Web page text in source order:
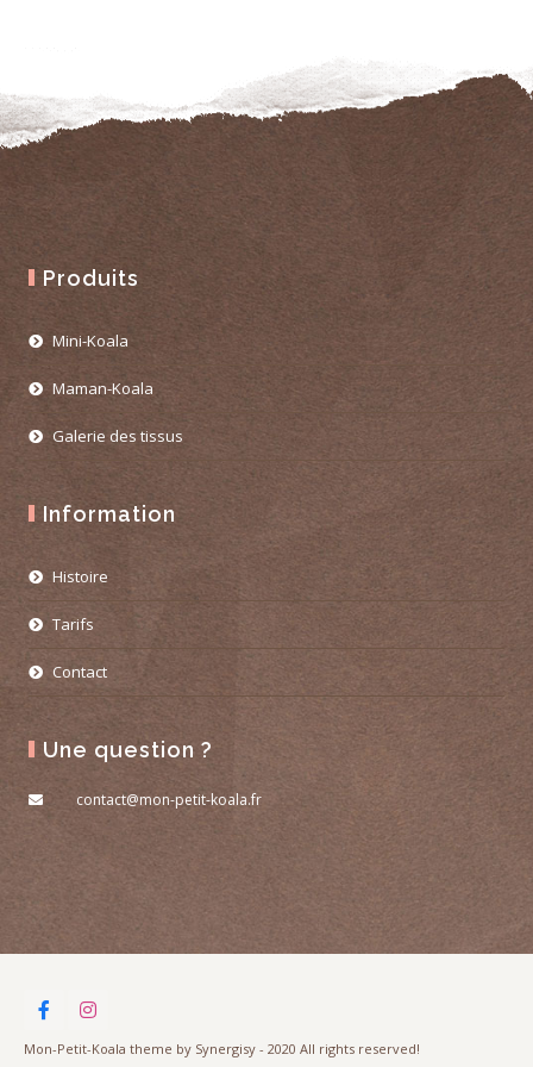
Produits
Mini-Koala
Maman-Koala
Galerie des tissus
Information
Histoire
Tarifs
Contact
Une question ?
contact@mon-petit-koala.fr
Mon-Petit-Koala theme by Synergisy - 2020 All rights reserved!